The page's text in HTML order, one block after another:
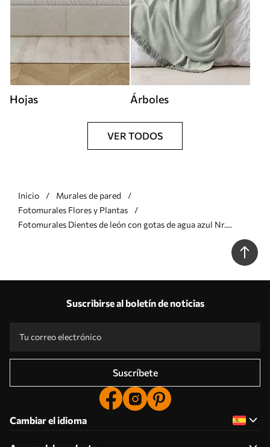
Hojas Árboles
VER TODOS
Inicio
Murales de pared
Fotomurales Flores y Plantas
Fotomurales Dientes de león con gotas de agua azul Nr.
Suscribirse al boletín de noticias
Suscríbete
Cambiar el idioma